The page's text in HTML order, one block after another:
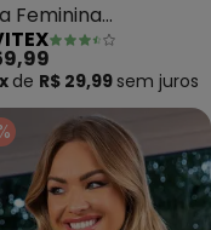
Feminina
Básica
de R$ 29,99 sem juros